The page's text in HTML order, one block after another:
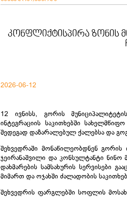
კონფლიქტისპირა ზონის
2026-06-12
12 ივნისს, გორის
ინტეგრაციის საკითხებში
შედეგად დაზარალებულ ქალებსა და
შეხვედრაში მონაწილეობდნენ
ჯეირანაშვილი და კონსულტანტი
დახმარების სამსახურის სერვისები
მიმართ და ოჯახში ძალადობის
შეხვედრის ფარგლებში სოფლის